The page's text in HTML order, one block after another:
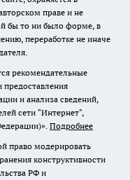
праве и не
бы то ни было форме, в
переработке не иначе
рекомендательные
и анализа сведений,
сети "Интернет",
Подробнее
право модерировать
конструктивности
РФ и